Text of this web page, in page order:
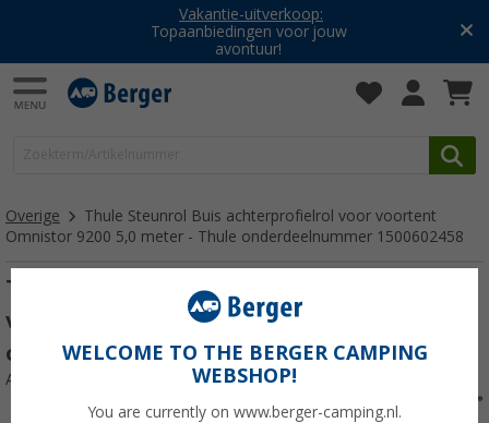
Vakantie-uitverkoop:
Topaanbiedingen voor jouw
avontuur!
Overige
Thule Steunrol Buis achterprofielrol voor voortent
Omnistor 9200 5,0 meter - Thule onderdeelnummer 1500602458
Thule Steunrol Buis achterprofielrol voor
voortent Omnistor 9200 5,0 meter - Thule
onderdeelnummer 1500602458
Artikelnr: 432722
WELCOME TO THE BERGER CAMPING
WEBSHOP!
You are currently on www.berger-camping.nl.